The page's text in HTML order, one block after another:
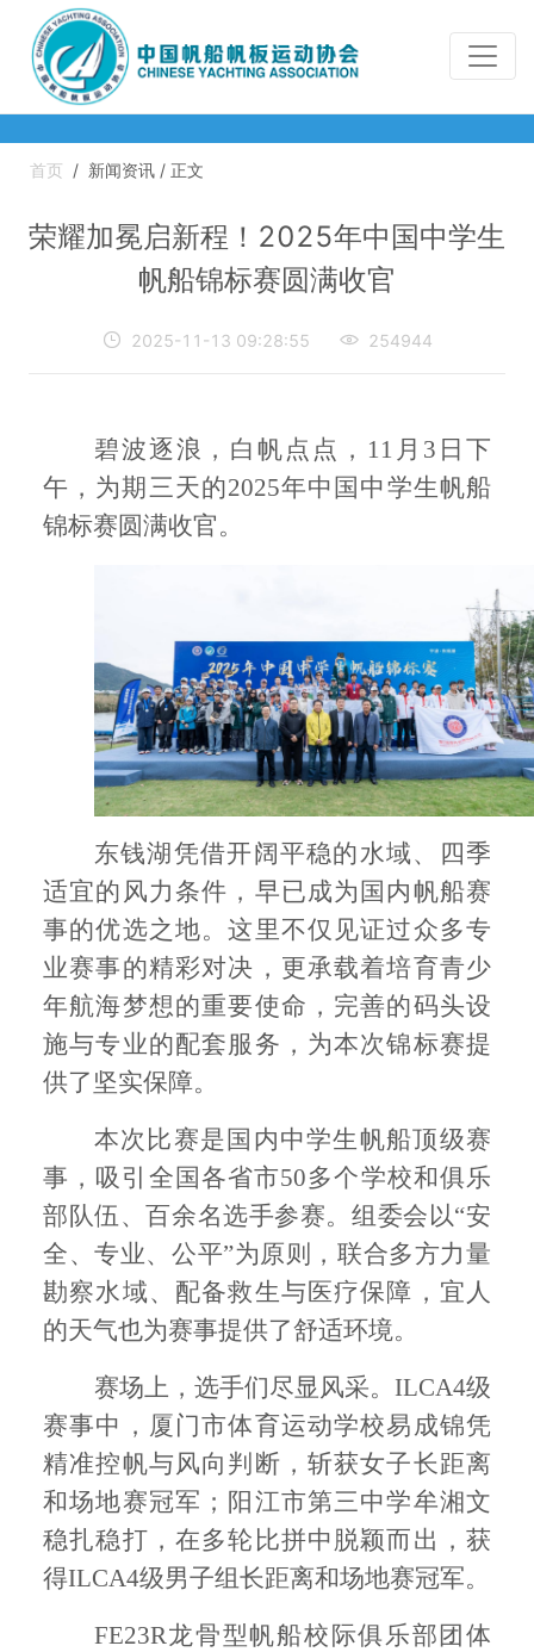
首页 / 新闻资讯 / 正文
荣耀加冕启新程！2025年中国中学生
帆船锦标赛圆满收官
 2025-11-13 09:28:55  254944
碧波逐浪，白帆点点， 11月3日下
午，为期三天的2025年中国中学生帆船
锦标赛圆满收官。​
东钱湖凭借开阔平稳的水域、四季
适宜的风力条件，早已成为国内帆船赛
事的优选之地。这里不仅见证过众多专
业赛事的精彩对决，更承载着培育青少
年航海梦想的重要使命，完善的码头设
施与专业的配套服务，为本次锦标赛提
供了坚实保障。
本次比赛是国内中学生帆船顶级赛
事，吸引全国各省市50多个学校和俱乐
部队伍、百余名选手参赛。组委会以“安
全、专业、公平”为原则，联合多方力量
勘察水域、配备救生与医疗保障，宜人
的天气也为赛事提供了舒适环境。​
赛场上，选手们尽显风采。 ILCA4级
赛事中，厦门市体育运动学校易成锦凭
精准控帆与风向判断，斩获女子长距离
和场地赛冠军；阳江市第三中学牟湘文
稳扎稳打，在多轮比拼中脱颖而出，获
得ILCA4级男子组长距离和场地赛冠军。​
FE23R龙骨型帆船校际俱乐部团体